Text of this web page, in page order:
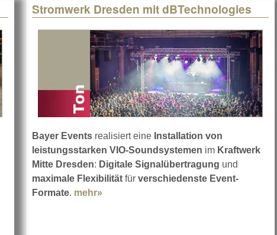
VIO bei Audio Music
Stromwerk Dresden mit dBTechnologies
Bayer Events realisiert eine Installation von
leistungsstarken VIO-Soundsystemen im Kraftwerk
Mitte Dresden: Digitale Signalübertragung und
maximale Flexibilität für verschiedenste Event-
Formate. mehr»